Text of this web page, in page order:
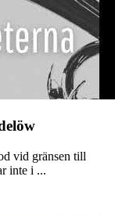
vid gränsen till
inte i ...